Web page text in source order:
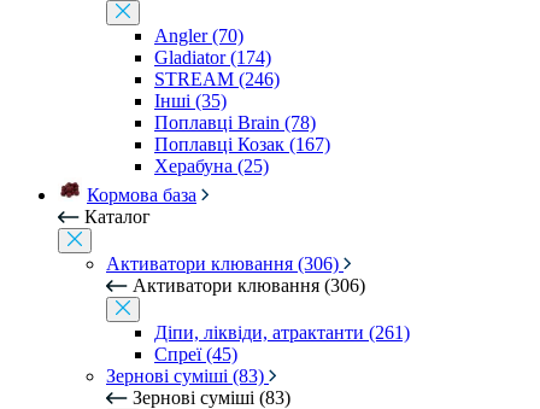
Angler (70)
Gladiator (174)
STREAM (246)
Інші (35)
Поплавці Brain (78)
Поплавці Козак (167)
Херабуна (25)
Кормова база
Каталог
Активатори клювання (306)
Активатори клювання (306)
Діпи, ліквіди, атрактанти (261)
Спреї (45)
Зернові суміші (83)
Зернові суміші (83)